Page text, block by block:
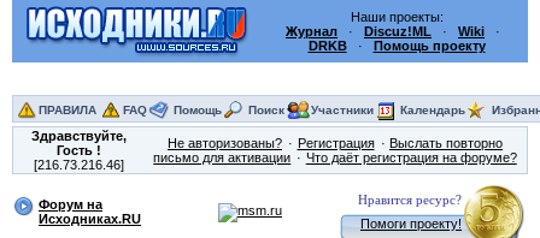
Наши проекты:
Журнал · Discuz!ML · Wiki ·
DRKB· Помощь проекту
ПРАВИЛА FAQ Помощь Поиск Участники Календарь
Здравствуйте,
Гость!
[216.73.216.46]
Не авторизованы? Регистрация
Выслать повторно
письмо для активации
Что даёт регистрация на форуме?
Форум на
Исходниках.RU
Нравится ресурс?
Помоги проекту!